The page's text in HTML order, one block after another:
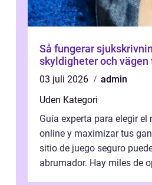
Så fungerar sjukskrivning
skyldigheter och
03 juli 2026
admin
Uden Kategori
Guía experta para elegir el
online y maximizar tus
sitio de juego seguro
abrumador. Hay miles de